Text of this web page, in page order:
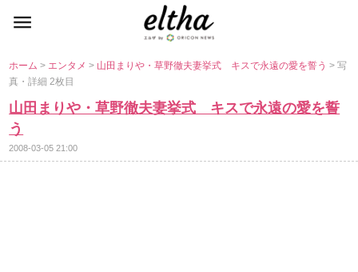
ホーム> エンタメ> 山田まりや・草野徹夫妻挙式 キスで永遠の愛を誓う> 写
真・詳細 2枚目
山田まりや・草野徹夫妻挙式 キスで永遠の愛を誓
う
2008-03-05 21:00